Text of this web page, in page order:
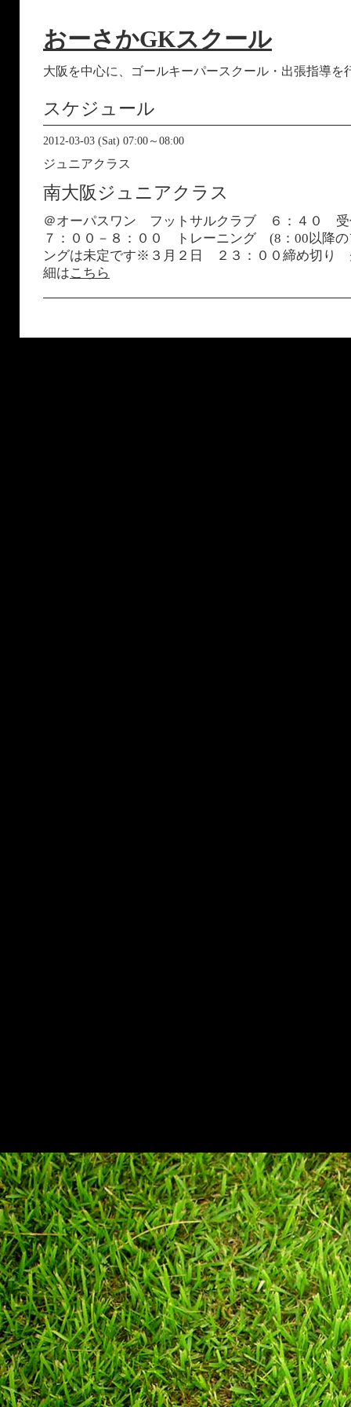
おーさかGKスクール
大阪を中心に、ゴールキーパースクール・出張指導を
スケジュール
2012-03-03 (Sat) 07:00～08:00
ジュニアクラス
南大阪ジュニアクラス
＠オーパスワン フットサルクラブ ６：４０
７：００－８：００ トレーニング (8：00以降の
ングは未定です※３月２日 ２３：００締め切
細はこちら